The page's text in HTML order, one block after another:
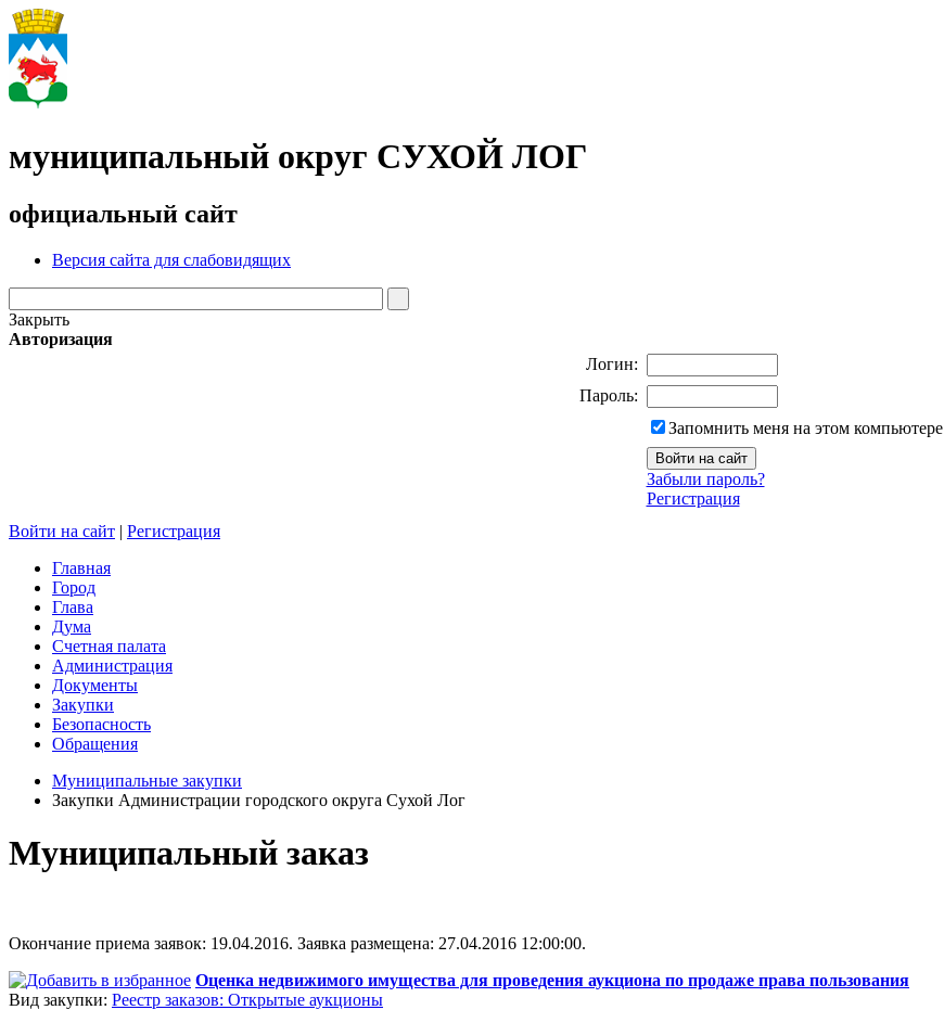
муниципальный округ СУХОЙ ЛОГ
официальный сайт
Версия сайта для слабовидящих
Закрыть
Авторизация
Логин:
Пароль:
Запомнить меня на этом компьютере
Забыли пароль?
Регистрация
Войти на сайт | Регистрация
Главная
Город
Глава
Дума
Счетная палата
Администрация
Документы
Закупки
Безопасность
Обращения
Муниципальные закупки
Закупки Администрации городского округа Сухой Лог
Муниципальный заказ
Окончание приема заявок: 19.04.2016. Заявка размещена: 27.04.2016 12:00:00.
Оценка недвижимого имущества для проведения аукциона по продаже права пользования
Вид закупки: Реестр заказов: Открытые аукционы